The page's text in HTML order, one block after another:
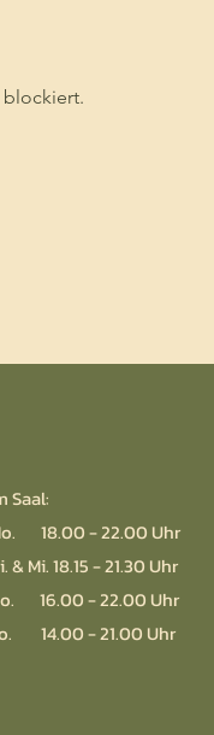
Saal:
18.00 - 22.00 Uhr
& Mi. 18.15 - 21.30 Uhr
16.00 - 22.00 Uhr
14.00 - 21.00 Uhr